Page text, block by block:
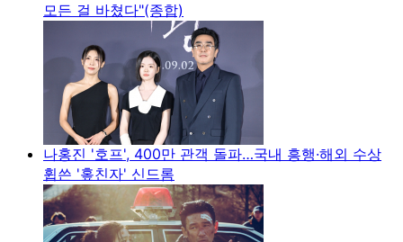
모든 걸 바쳤다"(종합)
나홍진 '호프', 400만 관객 돌파…국내 흥행·해외 수상
휩쓴 '홒친자' 신드롬